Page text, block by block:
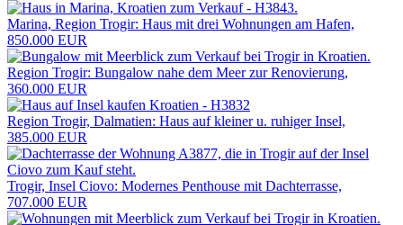
Marina, Region Trogir: Haus mit drei Wohnungen am Hafen,
850.000 EUR
Region Trogir: Bungalow nahe dem Meer zur Renovierung,
360.000 EUR
Region Trogir, Dalmatien: Haus auf kleiner u. ruhiger Insel,
385.000 EUR
Trogir, Insel Ciovo: Modernes Penthouse mit Dachterrasse,
707.000 EUR